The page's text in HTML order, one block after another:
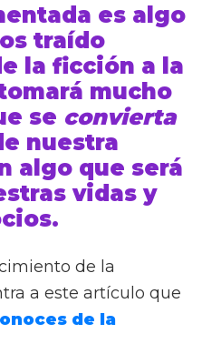
es algo
traído
la ficción a la
mucho
se convierta
nuestra
algo que será
vidas y
.
de la
a este artículo que
de la